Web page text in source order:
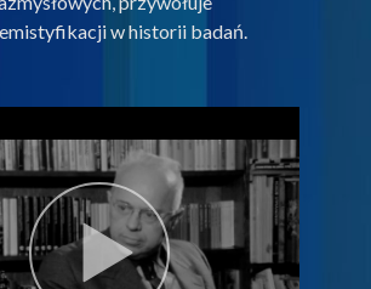
w historii badań.